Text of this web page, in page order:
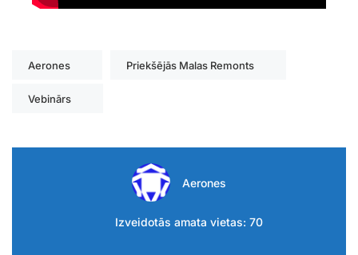
Aerones Priekšējās Malas Remonts
Vebinārs
Aerones
Izveidotās amata vietas: 70